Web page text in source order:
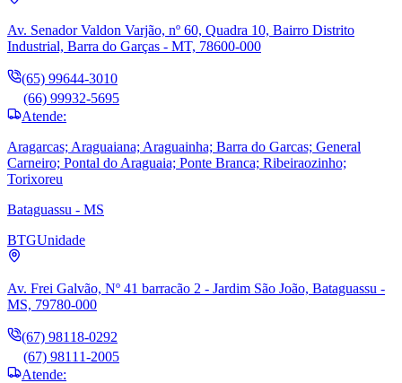
Av. Senador Valdon Varjão, nº 60, Quadra 10, Bairro Distrito
Industrial, Barra do Garças - MT, 78600-000
(65) 99644-3010
(66) 99932-5695
Atende:
Aragarcas; Araguaiana; Araguainha; Barra do Garcas; General
Carneiro; Pontal do Araguaia; Ponte Branca; Ribeiraozinho;
Torixoreu
Bataguassu - MS
BTGUnidade
Av. Frei Galvão, Nº 41 barracão 2 - Jardim São João, Bataguassu -
MS, 79780-000
(67) 98118-0292
(67) 98111-2005
Atende: